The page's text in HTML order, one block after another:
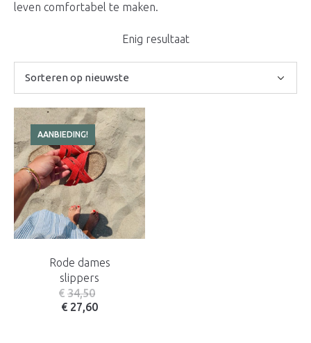
leven comfortabel te maken.
Enig resultaat
AANBIEDING!
Rode dames
slippers
€ 34,50
€ 27,60